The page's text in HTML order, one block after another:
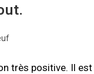
très positive. Il